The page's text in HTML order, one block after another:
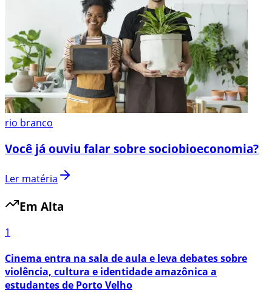
rio branco
Você já ouviu falar sobre sociobioeconomia?
Ler matéria
Em Alta
1
Cinema entra na sala de aula e leva debates sobre
violência, cultura e identidade amazônica a
estudantes de Porto Velho